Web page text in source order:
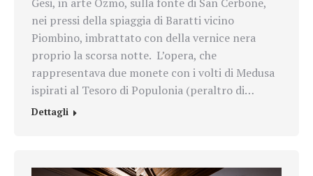
Gesi, in arte Ozmo, sulla fonte di San Cerbone,
nei pressi della spiaggia di Baratti vicino
Piombino, imbrattato con della vernice nera
proprio la scorsa notte. L’opera, che
rappresentava due monete con i volti di Medusa
ispirati al Tesoro di Populonia (peraltro di…
Dettagli